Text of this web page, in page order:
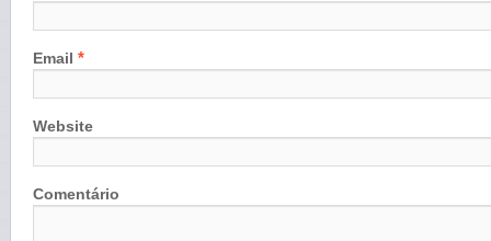
Email *
Website
Comentário